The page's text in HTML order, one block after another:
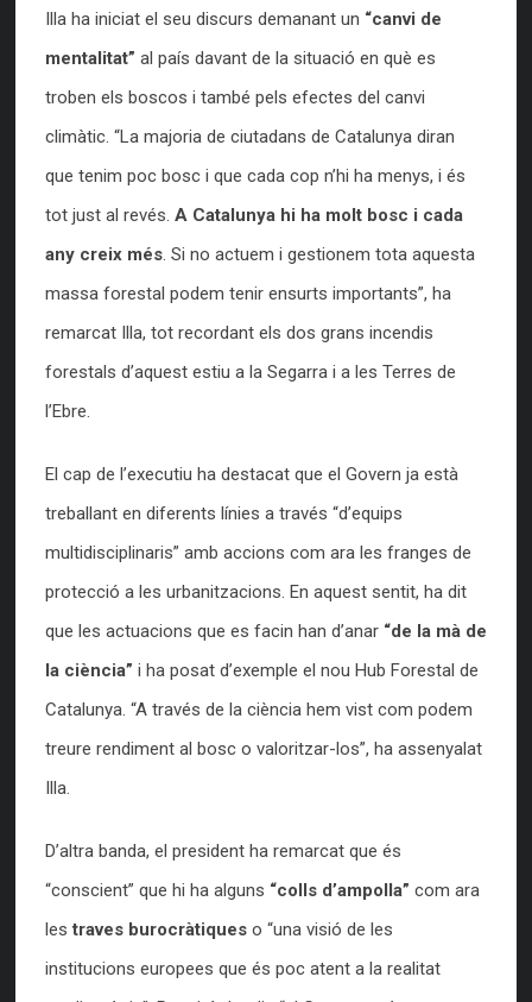
Illa ha iniciat el seu discurs demanant un “canvi de
mentalitat” al país davant de la situació en què es
troben els boscos i també pels efectes del canvi
climàtic. “La majoria de ciutadans de Catalunya diran
que tenim poc bosc i que cada cop n’hi ha menys, i és
tot just al revés. A Catalunya hi ha molt bosc i cada
any creix més. Si no actuem i gestionem tota aquesta
massa forestal podem tenir ensurts importants”, ha
remarcat Illa, tot recordant els dos grans incendis
forestals d’aquest estiu a la Segarra i a les Terres de
l’Ebre.
El cap de l’executiu ha destacat que el Govern ja està
treballant en diferents línies a través “d’equips
multidisciplinaris” amb accions com ara les franges de
protecció a les urbanitzacions. En aquest sentit, ha dit
que les actuacions que es facin han d’anar “de la mà de
la ciència” i ha posat d’exemple el nou Hub Forestal de
Catalunya. “A través de la ciència hem vist com podem
treure rendiment al bosc o valoritzar-los”, ha assenyalat
Illa.
D’altra banda, el president ha remarcat que és
“conscient” que hi ha alguns “colls d’ampolla” com ara
lestraves burocràtiques o “una visió de les
institucions europees que és poc atent a la realitat